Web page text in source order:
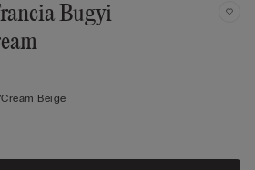
Bugyi
Beige